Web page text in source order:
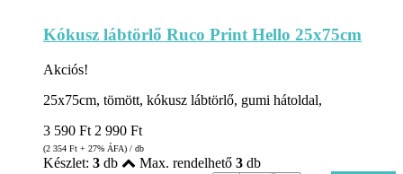
Kókusz lábtörlő Ruco Print Hello 25x75cm
Akciós!
25x75cm, tömött, kókusz lábtörlő, gumi hátoldal,
3 590 Ft 2 990 Ft
(2 354 Ft + 27% ÁFA) / db
Készlet: 3 db Max. rendelhető 3 db